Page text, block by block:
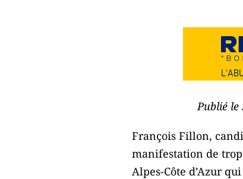
Publié le
François Fillon,
manifestation de
Alpes-Côte d’Azur